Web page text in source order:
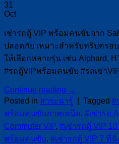
31
Oct
เช่ารถตู้ VIP พร้อมคนขับจาก
ปลอดภัย เหมาะสำหรับทริปครอ
ให้เลือกหลายรุ่น เช่น Alphard,
#รถตู้VIPพร้อมคนขับ #รถเช่า
Continue reading →
Posted in สาระน่ารู้ Tagged #
พร้อมคนขับภาคเหนือ, #เช่ารถ
Commuter VIP, #เช่ารถตู้ VIP
พร้อมคนขับ, #เช่ารถตู้ VIP 7 ที่นั่